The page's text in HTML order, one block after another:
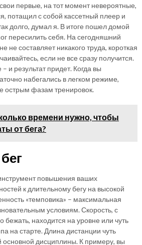
первые, на тот момент невероятные,
потащил с собой кассетный плеер и
долго, думал я. В итоге пошел домой
пересилить себя. На сегодняшний
не составляет никакого труда, короткая
если не все сразу получится.
и результат придет. Когда вы
набегались в легком режиме,
острым фазам тренировок.
времени нужно, чтобы
от бега?
повышения ваших
к длительному бегу на высокой
«темповика» – максимальная
условиям. Скорость, с
бежать, находится на уровне или чуть
на старте. Длина дистанции чуть
основной дисциплины. К примеру, вы